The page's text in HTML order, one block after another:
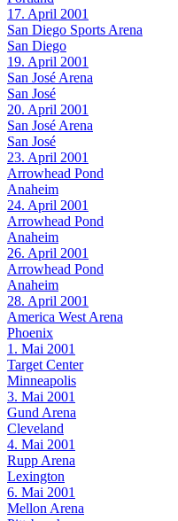
17. April 2001
San Diego Sports Arena
San Diego
19. April 2001
San José Arena
San José
20. April 2001
San José Arena
San José
23. April 2001
Arrowhead Pond
Anaheim
24. April 2001
Arrowhead Pond
Anaheim
26. April 2001
Arrowhead Pond
Anaheim
28. April 2001
America West Arena
Phoenix
1. Mai 2001
Target Center
Minneapolis
3. Mai 2001
Gund Arena
Cleveland
4. Mai 2001
Rupp Arena
Lexington
6. Mai 2001
Mellon Arena